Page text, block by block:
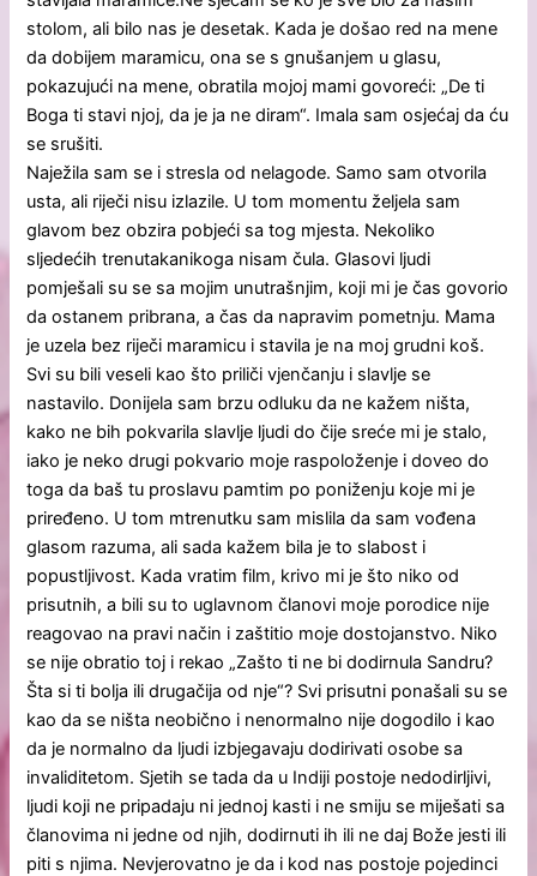
stolom, ali bilo nas je desetak. Kada je došao red na mene
da dobijem maramicu, ona se s gnušanjem u glasu,
pokazujući na mene, obratila mojoj mami govoreći: „De ti
Boga ti stavi njoj, da je ja ne diram“. Imala sam osjećaj da ću
se srušiti.
Naježila sam se i stresla od nelagode. Samo sam otvorila
usta, ali riječi nisu izlazile. U tom momentu željela sam
glavom bez obzira pobjeći sa tog mjesta. Nekoliko
sljedećih trenutakanikoga nisam čula. Glasovi ljudi
pomješali su se sa mojim unutrašnjim, koji mi je čas govorio
da ostanem pribrana, a čas da napravim pometnju. Mama
je uzela bez riječi maramicu i stavila je na moj grudni koš.
Svi su bili veseli kao što priliči vjenčanju i slavlje se
nastavilo. Donijela sam brzu odluku da ne kažem ništa,
kako ne bih pokvarila slavlje ljudi do čije sreće mi je stalo,
iako je neko drugi pokvario moje raspoloženje i doveo do
toga da baš tu proslavu pamtim po poniženju koje mi je
priređeno. U tom mtrenutku sam mislila da sam vođena
glasom razuma, ali sada kažem bila je to slabost i
popustljivost. Kada vratim film, krivo mi je što niko od
prisutnih, a bili su to uglavnom članovi moje porodice nije
reagovao na pravi način i zaštitio moje dostojanstvo. Niko
se nije obratio toj i rekao „Zašto ti ne bi dodirnula Sandru?
Šta si ti bolja ili drugačija od nje“? Svi prisutni ponašali su se
kao da se ništa neobično i nenormalno nije dogodilo i kao
da je normalno da ljudi izbjegavaju dodirivati osobe sa
invaliditetom. Sjetih se tada da u Indiji postoje nedodirljivi,
ljudi koji ne pripadaju ni jednoj kasti i ne smiju se miješati sa
članovima ni jedne od njih, dodirnuti ih ili ne daj Bože jesti ili
piti s njima. Nevjerovatno je da i kod nas postoje pojedinci